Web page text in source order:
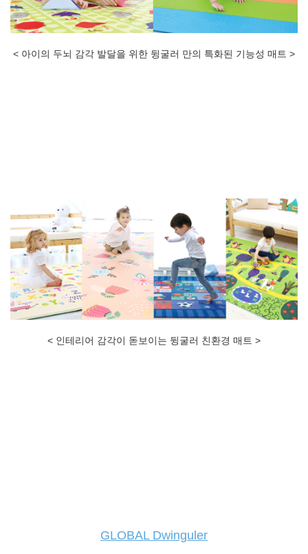
< 아이의 두뇌 감각 발달을 위한 뒹굴러 만의 특화된 기능성 매트 >
< 인테리어 감각이 돋보이는 뒹굴러 친환경 매트 >
GLOBAL Dwinguler